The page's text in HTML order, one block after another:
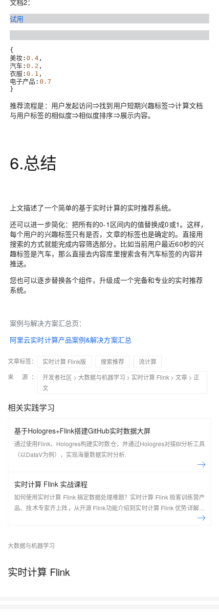
文档2：
试用
{
美妆:0.4,
汽车:0.2 ,
衣服:0.1 ,
电子产品: 0.7
推荐流程是：用户发起访问⇒找到用户短期兴趣标签⇒计算文档
与用户标签的相似度⇒相似度排序⇒展示内容。
6.总结
上文描述了一个简单的基于实时计算的实时推荐系统。
还可以进一步简化：把所有的0-1区间内的值替换成0或1。这样，
每个用户的兴趣标签只有是否，文章的标签也是确定的。直接用
搜索的方式就能完成内容筛选部分。比如当前用户最近60秒的兴
趣标签是汽车，那么直接去内容库里搜索含有汽车标签的内容并
推送。
您也可以逐步替换各个组件，升级成一个完备和专业的实时推荐
系统。
案例与解决方案汇总页：
阿里云实时计算产品案例&解决方案汇总
文章标签： 实时计算 Flink版 搜索推荐
流计算
来 源：
开发者社区 > 大数据与机器学习 > 实时计算 Flink > 文章 > 正
文
相关实践学习
基于Hologres+Flink搭建GitHub实时数据大屏
通过使用Flink、Hologres构建实时数仓，并通过Hologres对接BI分析工具
（以DataV为例），实现海量数据实时分析.
实时计算 Flink 实战课程
如何使用实时计算 Flink 搞定数据处理难题？实时计算 Flink 极客训练营产
品、技术专家齐上阵，从开源 Flink功能介绍到实时计算 Flink 优势详解，
现场实操，5天即可上手！ 欢迎开通实时计算 Flink 版：
的会议，通过参会不仅可以了解到 Flink 社区的最新动态和发展计划，还
者和使用者不可错过的盛会。 去年经过品牌升级后的 Flink Forward Asia
大数据与机器学习
实时计算 Flink